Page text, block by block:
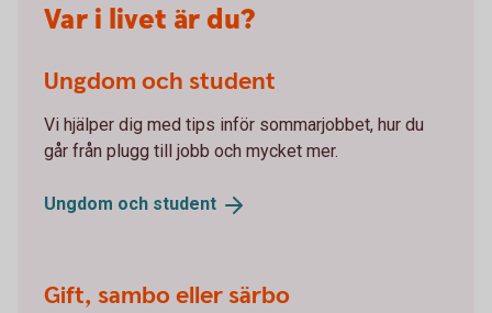
Var i livet är du?
Ungdom och student
Vi hjälper dig med tips inför sommarjobbet, hur du
går från plugg till jobb och mycket mer.
Ungdom och student
Gift, sambo eller särbo